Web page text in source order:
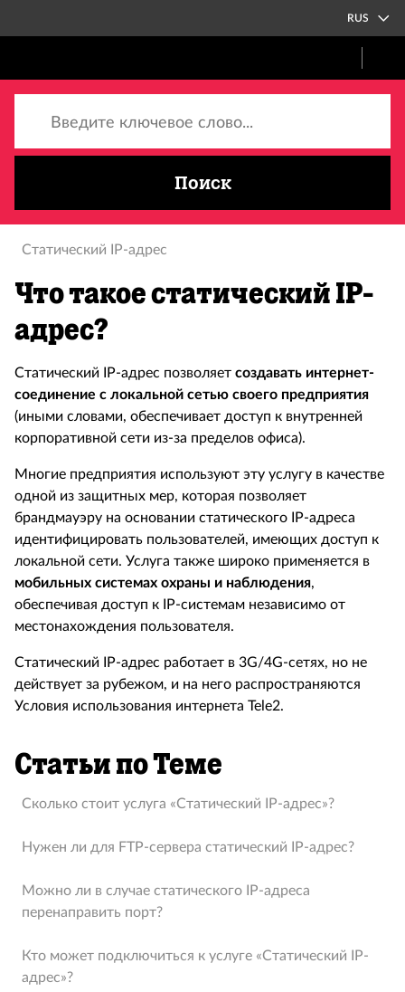
RUS
Поиск
Статический IP-адрес
Что такое статический IP-
адрес?
Статический IP-адрес позволяет создавать интернет-
соединение с локальной сетью своего предприятия
(иными словами, обеспечивает доступ к внутренней
корпоративной сети из-за пределов офиса).
Многие предприятия используют эту услугу в качестве
одной из защитных мер, которая позволяет
брандмауэру на основании статического IP-адреса
идентифицировать пользователей, имеющих доступ к
локальной сети. Услуга также широко применяется в
мобильных системах охраны и наблюдения,
обеспечивая доступ к IP-системам независимо от
местонахождения пользователя.
Статический IP-адрес работает в 3G/4G-сетях, но не
действует за рубежом, и на него распространяются
Условия использования интернета Tele2.
Статьи по Теме
Сколько стоит услуга «Статический IP-адрес»?
Нужен ли для FTP-сервера статический IP-адрес?
Можно ли в случае статического IP-адреса
перенаправить порт?
Кто может подключиться к услуге «Статический IP-
адрес»?